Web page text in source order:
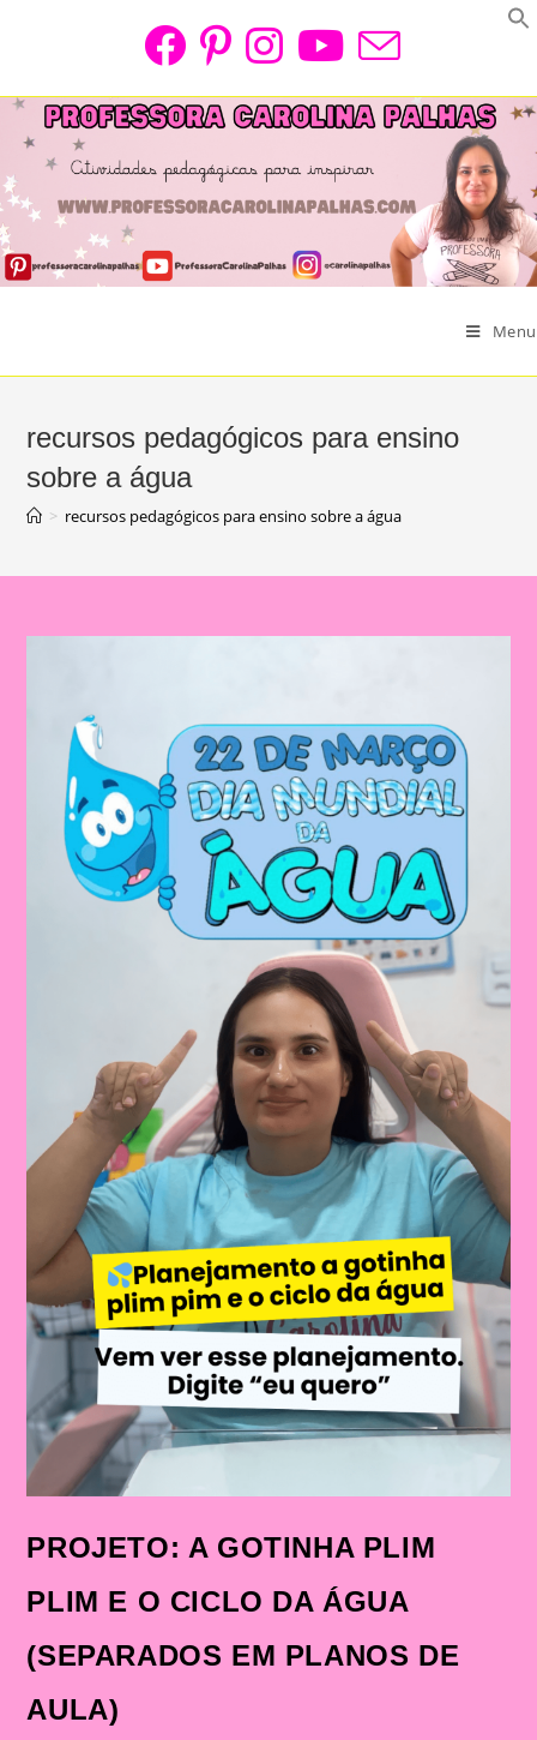
Menu
recursos pedagógicos para ensino
sobre a água
> recursos pedagógicos para ensino sobre a água
PROJETO: A GOTINHA PLIM
PLIM E O CICLO DA ÁGUA
(SEPARADOS EM PLANOS DE
AULA)